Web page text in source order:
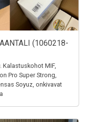
(1060218-
Kalastuskohot MIF,
Pro Super Strong,
Soyuz, onkivavat